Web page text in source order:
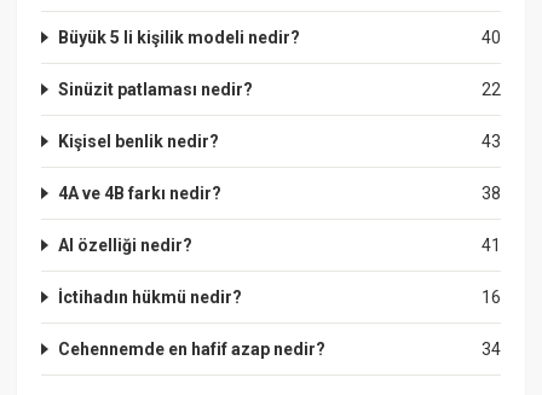
40
Büyük 5 li kişilik modeli nedir?
22
Sinüzit patlaması nedir?
43
Kişisel benlik nedir?
38
4A ve 4B farkı nedir?
41
Al özelliği nedir?
16
İctihadın hükmü nedir?
34
Cehennemde en hafif azap nedir?